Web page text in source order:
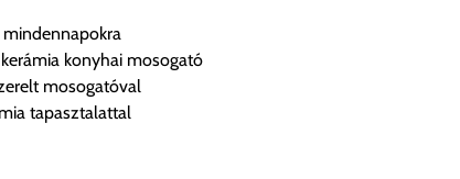
konyhai mosogató
mosogatóval
tapasztalattal